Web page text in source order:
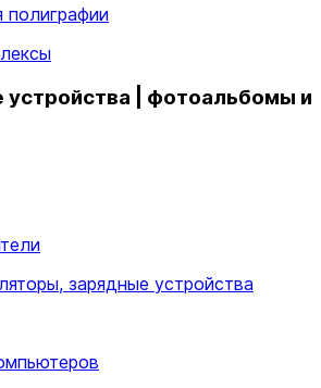
| фотоальбомы и
зарядные устройства